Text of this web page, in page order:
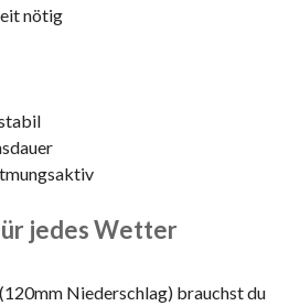
nötig
jedes Wetter
Niederschlag) brauchst du